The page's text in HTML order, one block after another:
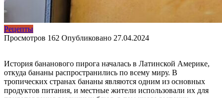
Рецепты
Просмотров 162 Опубликовано 27.04.2024
История бананового пирога началась в Латинской Америке,
откуда бананы распространились по всему миру. В
тропических странах бананы являются одним из основных
продуктов питания, и местные жители использовали их для